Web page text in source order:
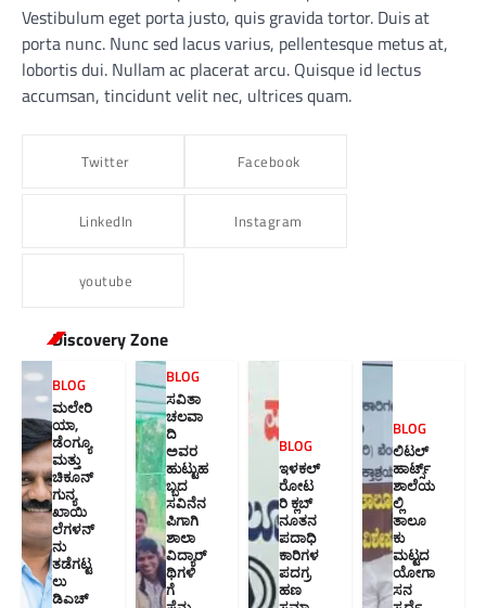
Vestibulum eget porta justo, quis gravida tortor. Duis at
porta nunc. Nunc sed lacus varius, pellentesque metus at,
lobortis dui. Nullam ac placerat arcu. Quisque id lectus
accumsan, tincidunt velit nec, ultrices quam.
Twitter Facebook
LinkedIn Instagram
youtube
Discovery Zone
BLOG
ಮಲೇರಿ
ಯಾ,
ಡೆಂಗ್ಯೂ
ಮತ್ತು
ಚಿಕೂನ್
ಗುನ್ಯ
ಖಾಯಿ
ಲೆಗಳನ್
ನು
ತಡೆಗಟ್ಟ
ಲು
ಡಿಎಚ್‌
BLOG
ಸವಿತಾ
ಚಲವಾ
ದಿ
ಅವರ
ಹುಟ್ಟುಹ
ಬ್ಬದ
ಸವಿನೆನ
ಪಿಗಾಗಿ
ಶಾಲಾ
ವಿದ್ಯಾರ್
ಥಿಗಳಿ
ಗೆ
BLOG
ಇಳಕಲ್
ರೋಟ
ರಿ ಕ್ಲಬ್
ನೂತನ‌
ಪದಾಧಿ
ಕಾರಿಗಳ
ಪದಗ್ರ
ಹಣ
BLOG
ಲಿಟಲ್
ಹಾರ್ಟ್ಸ್
ಶಾಲೆಯ
ಲ್ಲಿ
ತಾಲೂ
ಕು
ಮಟ್ಟದ
ಯೋಗಾ
ಸನ